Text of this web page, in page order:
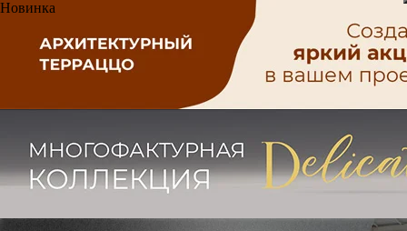
Новинка